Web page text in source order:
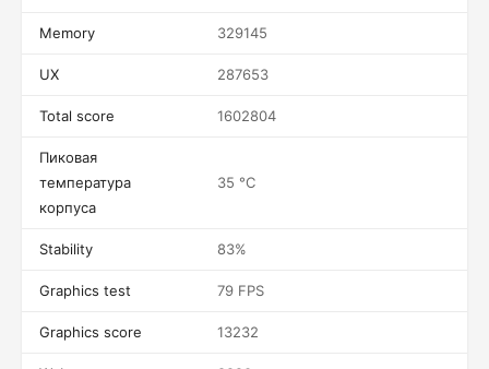
Memory 329145
UX 287653
Total score 1602804
Пиковая
температура
корпуса
35 °C
Stability 83%
Graphics test 79 FPS
Graphics score 13232